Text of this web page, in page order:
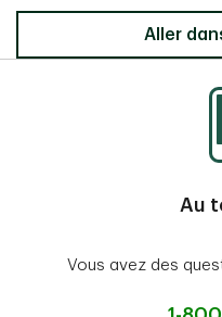
Aller
Au
Vous avez des